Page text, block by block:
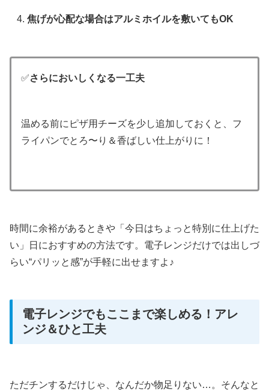
焦げが心配な場合はアルミホイルを敷いてもOK
✅さらにおいしくなる一工夫
温める前にピザ用チーズを少し追加しておくと、フ
ライパンでとろ〜り＆香ばしい仕上がりに！
時間に余裕があるときや「今日はちょっと特別に仕上げた
い」日におすすめの方法です。電子レンジだけでは出しづ
らい“パリッと感”が手軽に出せますよ♪
電子レンジでもここまで楽しめる！アレ
ンジ＆ひと工夫
ただチンするだけじゃ、なんだか物足りない…。そんなと